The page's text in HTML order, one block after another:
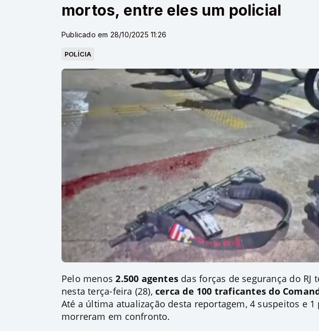
mortos, entre eles um policial
Publicado em 28/10/2025 11:26
POLÍCIA
Pelo menos2.500 agentes das forças de segurança do RJ
nesta terça-feira (28),cerca de 100 traficantes do
Até a última atualização desta reportagem,4 suspeitos e
morreram em confronto.